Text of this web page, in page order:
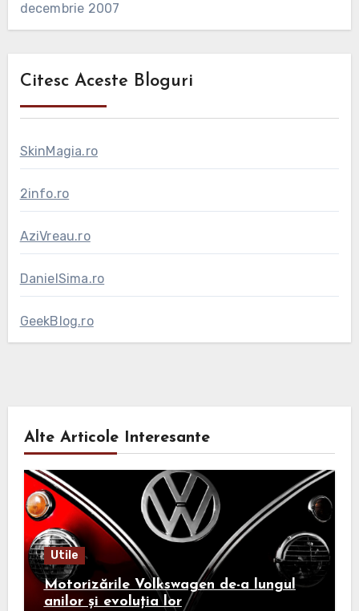
decembrie 2007
Citesc Aceste Bloguri
SkinMagia.ro
2info.ro
AziVreau.ro
DanielSima.ro
GeekBlog.ro
Alte Articole Interesante
Utile
Motorizările Volkswagen de-a lungul
anilor și evoluția lor